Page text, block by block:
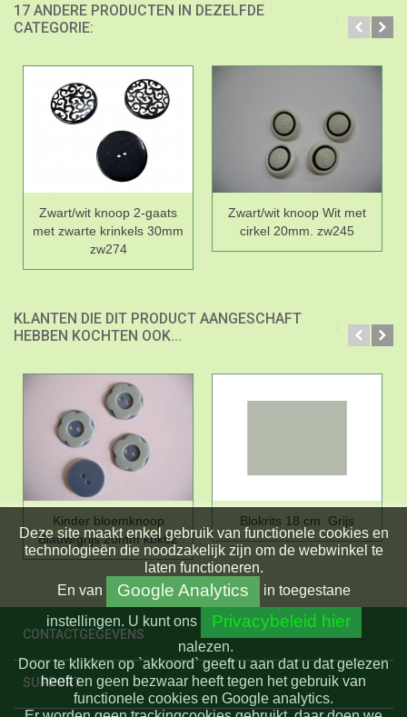
17 ANDERE PRODUCTEN IN DEZELFDE
CATEGORIE:
Zwart/wit knoop 2-gaats
met zwarte krinkels 30mm
zw274
Zwart/wit knoop Wit met
cirkel 20mm. zw245
KLANTEN DIE DIT PRODUCT AANGESCHAFT
HEBBEN KOCHTEN OOK...
Kinder bloemknoop
Blauw/grijs 20mm kbk62
Blokrits 18 cm. Grijs
CONTACTGEGEVENS
SUPPORT
Deze site maakt enkel gebruik van functionele cookies en
technologieën die noodzakelijk zijn om de webwinkel te
laten functioneren.
En van Google Analytics
in toegestane
instellingen. U kunt ons Privacybeleid hier
nalezen.
Door te klikken op `akkoord` geeft u aan dat u dat gelezen
heeft en geen bezwaar heeft tegen het gebruik van
functionele cookies en Google analytics.